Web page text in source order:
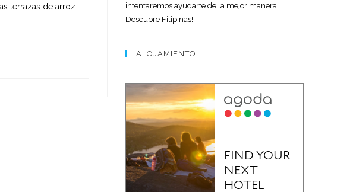
terrazas de arroz
intentaremos ayudarte de la mejor manera!
Descubre Filipinas!
ALOJAMIENTO